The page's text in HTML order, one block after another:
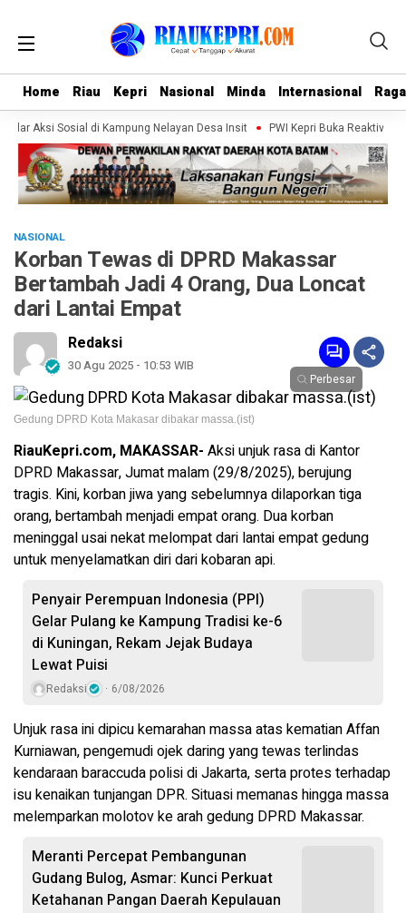
Home Riau Kepri Nasional Minda Internasional
Home Riau Kepri Nasional Minda Internasional
Aksi Sosial di Kampung Nelayan Desa Insit PWI Kepri Buka Reaktivasi
NASIONAL
Korban Tewas di DPRD Makassar
Bertambah Jadi 4 Orang, Dua Loncat
dari Lantai Empat
Redaksi
30 Agu 2025 - 10:53 WIB
Perbesar
Gedung DPRD Kota Makasar dibakar massa.(ist)
RiauKepri.com, MAKASSAR- Aksi unjuk rasa di Kantor
DPRD Makassar, Jumat malam (29/8/2025), berujung
tragis. Kini, korban jiwa yang sebelumnya dilaporkan tiga
orang, bertambah menjadi empat orang. Dua korban
meninggal usai nekat melompat dari lantai empat gedung
untuk menyelamatkan diri dari kobaran api.
Penyair Perempuan Indonesia (PPI)
Gelar Pulang ke Kampung Tradisi ke-6
di Kuningan, Rekam Jejak Budaya
Lewat Puisi
Redaksi 6/08/2026
Unjuk rasa ini dipicu kemarahan massa atas kematian Affan
Kurniawan, pengemudi ojek daring yang tewas terlindas
kendaraan baraccuda polisi di Jakarta, serta protes terhadap
isu kenaikan tunjangan DPR. Situasi memanas hingga massa
melemparkan molotov ke arah gedung DPRD Makassar.
Meranti Percepat Pembangunan
Gudang Bulog, Asmar: Kunci Perkuat
Ketahanan Pangan Daerah Kepulauan